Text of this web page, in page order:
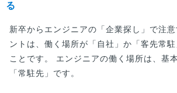
る
新卒からエンジニアの「企業探し」で注
ントは、働く場所が「自社」か「客先常
ことです。 エンジニアの働く場所は、基
「常駐先」です。